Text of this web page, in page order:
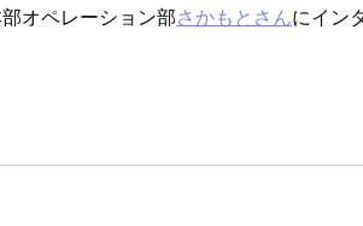
オペレーション部さかもとさんにイン